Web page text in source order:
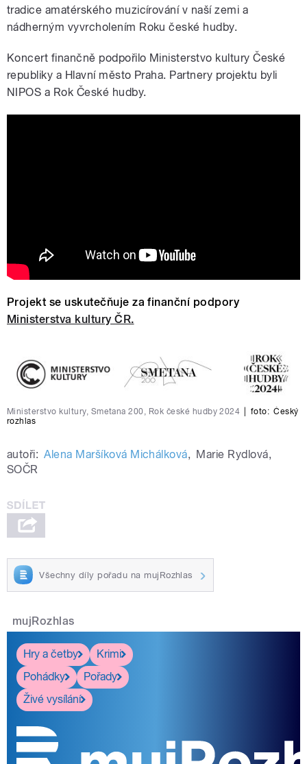
tradice amatérského muzicírování v naší zemi a
nádherným vyvrcholením Roku české hudby.
Koncert finančně podpořilo Ministerstvo kultury České
republiky a Hlavní město Praha. Partnery projektu byli
NIPOS a Rok České hudby.
Projekt se uskutečňuje za finanční podpory
Ministerstva kultury ČR.
Ministerstvo kultury, Smetana 200, Rok české hudby 2024 foto: Český
rozhlas
autoři: Alena Maršíková Michálková, Marie Rydlová,
SOČR
Všechny díly pořadu na mujRozhlas
mujRozhlas
Hry a četby
Krimi
Pohádky
Pořady
Živé vysílání